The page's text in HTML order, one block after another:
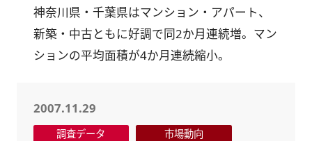
神奈川県・千葉県はマンション・アパート、
新築・中古ともに好調で同2か月連続増。マン
ションの平均面積が4か月連続縮小。
2007.11.29
調査データ 市場動向